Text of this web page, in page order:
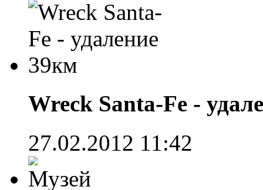
Wreck Santa-Fe -
27.02.2012 11:42